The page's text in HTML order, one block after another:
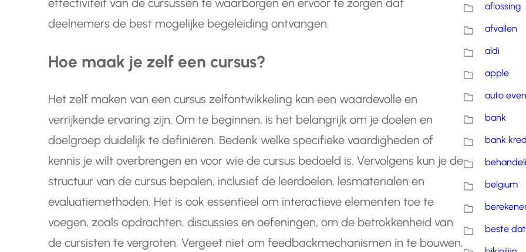
effectiviteit van de cursussen te waarborgen en ervoor te zorgen dat
deelnemers de best mogelijke begeleiding ontvangen.
Hoe maak je zelf een cursus?
Het zelf maken van een cursus zelfontwikkeling kan een waardevolle en
verrijkende ervaring zijn. Om te beginnen, is het belangrijk om je doelen en
doelgroep duidelijk te definiëren. Bedenk welke specifieke vaardigheden of
kennis je wilt overbrengen en voor wie de cursus bedoeld is. Vervolgens kun je de
structuur van de cursus bepalen, inclusief de leerdoelen, lesmaterialen en
evaluatiemethoden. Het is ook essentieel om interactieve elementen toe te
voegen, zoals opdrachten, discussies en oefeningen, om de betrokkenheid van
de cursisten te vergroten. Vergeet niet om feedbackmechanismen in te bouwen,
aflossing
afvallen
aldi
apple
auto
bank
bank
belgium
beste